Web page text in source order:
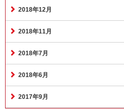
2018年12月
2018年11月
2018年7月
2018年6月
2017年9月